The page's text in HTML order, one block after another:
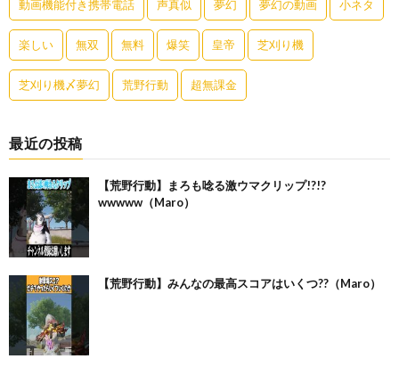
動画機能付き携帯電話 声真似 夢幻 夢幻の動画 小ネタ
楽しい 無双 無料 爆笑 皇帝 芝刈り機
芝刈り機〆夢幻 荒野行動 超無課金
最近の投稿
【荒野行動】まろも唸る激ウマクリップ!?!?
wwwww（Maro）
【荒野行動】みんなの最高スコアはいくつ??（Maro）